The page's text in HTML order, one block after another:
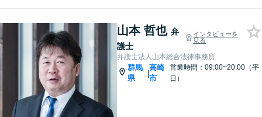
山本 哲也 弁
護士
インタビューを
見る
弁護士法人山本総合法律事務所
群馬
県
|
高崎
市
営業時間：09:00~20:00（平
日）